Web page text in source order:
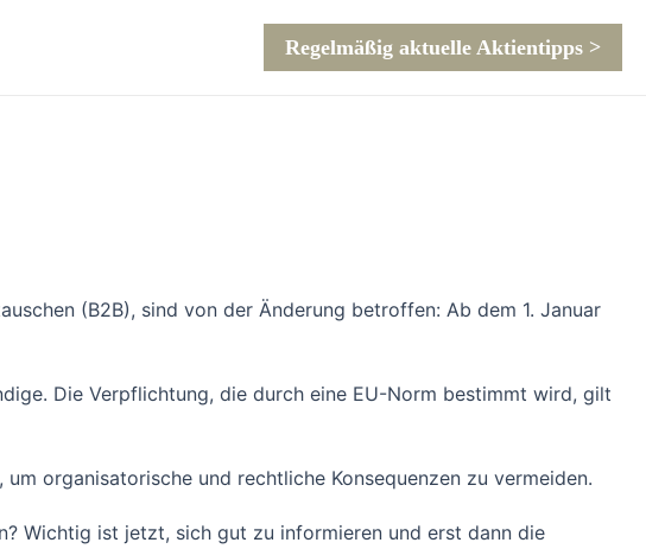
Regelmäßig aktuelle Aktientipps >
(B2B), sind von der Änderung betroffen: Ab dem 1. Januar
Die Verpflichtung, die durch eine EU-Norm bestimmt wird, gilt
organisatorische und rechtliche Konsequenzen zu vermeiden.
Wichtig ist jetzt, sich gut zu informieren und erst dann die